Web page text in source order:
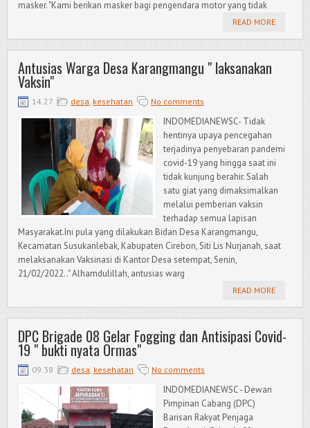
masker. "Kami berikan masker bagi pengendara motor yang tidak
READ MORE
Antusias Warga Desa Karangmangu " laksanakan
Vaksin"
14.27 desa kesehatan No comments
INDOMEDIANEWSC- Tidak
hentinya upaya pencegahan
terjadinya penyebaran pandemi
covid-19 yang hingga saat ini
tidak kunjung berahir. Salah
satu giat yang dimaksimalkan
melalui pemberian vaksin
terhadap semua lapisan
Masyarakat.Ini pula yang dilakukan Bidan Desa Karangmangu,
Kecamatan Susukanlebak, Kabupaten Cirebon, Siti Lis Nurjanah, saat
melaksanakan Vaksinasi di Kantor Desa setempat, Senin,
21/02/2022.." Alhamdulillah, antusias warg
READ MORE
DPC Brigade 08 Gelar Fogging dan Antisipasi Covid-
19 " bukti nyata Ormas"
09.38 desa kesehatan No comments
INDOMEDIANEWSC - Dewan
Pimpinan Cabang (DPC)
Barisan Rakyat Penjaga